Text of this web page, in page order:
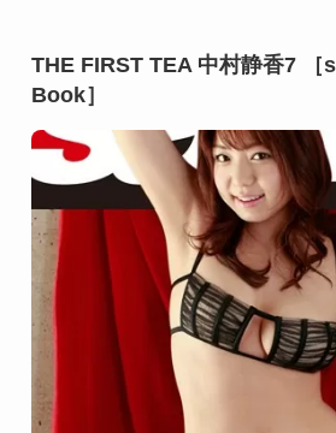
THE FIRST TEA 中村静香7 ［
Book］